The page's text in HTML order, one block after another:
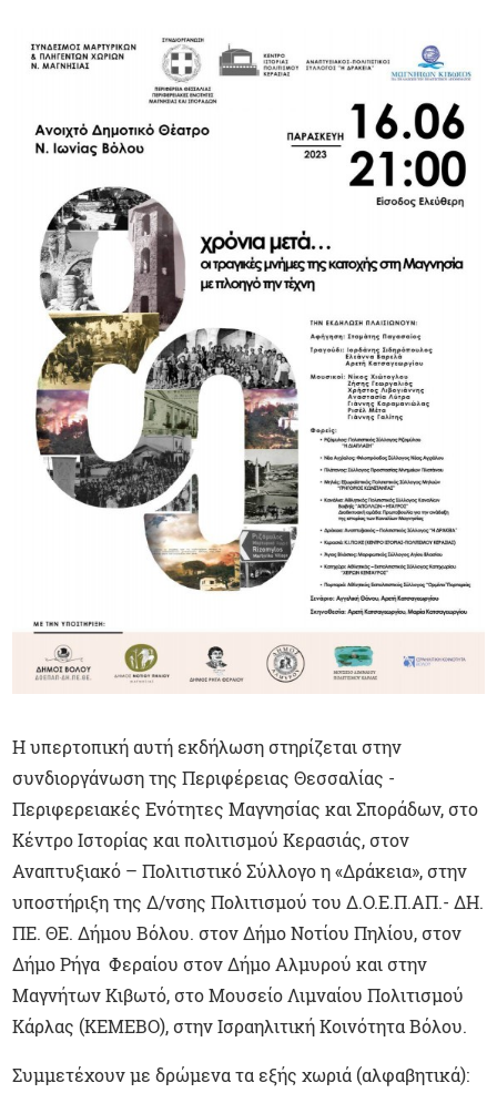
Η υπερτοπική αυτή εκδήλωση στηρίζεται στην
συνδιοργάνωση της Περιφέρειας Θεσσαλίας -
Περιφερειακές Ενότητες Μαγνησίας και Σποράδων, στο
Κέντρο Ιστορίας και πολιτισμού Κερασιάς, στον
Αναπτυξιακό – Πολιτιστικό Σύλλογο η «Δράκεια», στην
υποστήριξη της Δ/νσης Πολιτισμού του Δ.Ο.Ε.Π.ΑΠ.- ΔΗ.
ΠΕ. ΘΕ. Δήμου Βόλου. στον Δήμο Νοτίου Πηλίου, στον
Δήμο Ρήγα Φεραίου στον Δήμο Αλμυρού και στην
Μαγνήτων Κιβωτό, στο Μουσείο Λιμναίου Πολιτισμού
Κάρλας (ΚΕΜΕΒΟ), στην Ισραηλιτική Κοινότητα Βόλου.
Συμμετέχουν με δρώμενα τα εξής χωριά (αλφαβητικά):